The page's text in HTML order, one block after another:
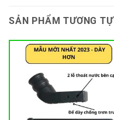
SẢN PHẨM TƯƠNG TỰ